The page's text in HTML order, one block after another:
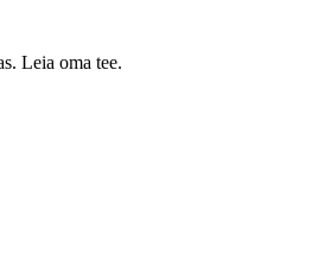
Leia oma tee.